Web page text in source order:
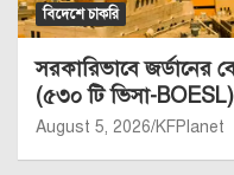
বিদেশে চাকরি
সরকারিভাবে জর্ডানের
(৫৩০ টি ভিসা-BOESL)
August 5, 2026 KFPlanet